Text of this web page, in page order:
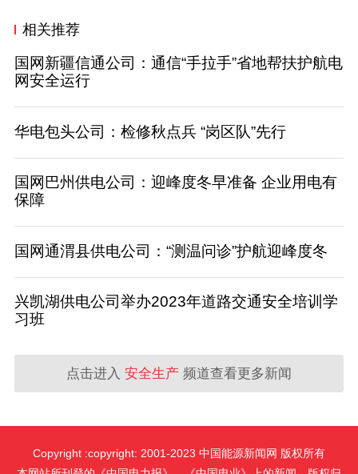
相关推荐
国网新疆信通公司：通信“手拉手”省地帮扶护航电
网安全运行
华电包头公司：检修秋点兵 “岗区队”先行
国网巴州供电公司：迎峰度冬早准备 企业用电有
保障
国网通渭县供电公司：“测温问诊”护航迎峰度冬
兴凯湖供电公司举办2023年道路交通安全培训学
习班
点击进入 安全生产 频道查看更多新闻
Copyright :copyright: 2001-2023 中国能源新闻网 版权所有